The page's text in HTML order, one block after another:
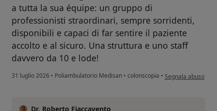
a tutta la sua équipe: un gruppo di
professionisti straordinari, sempre sorridenti,
disponibili e capaci di far sentire il paziente
accolto e al sicuro. Una struttura e uno staff
davvero da 10 e lode!
31 luglio 2026 • Poliambulatorio Medisan • colonscopia • secondo
Segnala abuso
Dr. Roberto Fiaccavento